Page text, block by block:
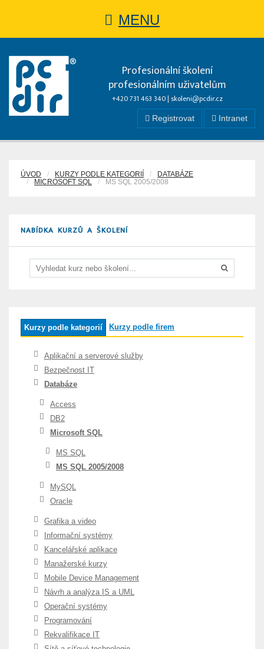
MENU
Profesionální školení
profesionálním uživatelům
+420 731 463 340 | skoleni@pcdir.cz
Registrovat Intranet
ÚVOD KURZY PODLE KATEGORIÍ
DATABÁZE
MICROSOFT SQL
MS SQL 2005/2008
NABÍDKA KURZŮ A ŠKOLENÍ
Kurzy podle kategorií Kurzy podle firem
Aplikační a serverové služby
Bezpečnost IT
Databáze
Access
DB2
Microsoft SQL
MS SQL
MS SQL 2005/2008
MySQL
Oracle
Grafika a video
Informační systémy
Kancelářské aplikace
Manažerské kurzy
Mobile Device Management
Návrh a analýza IS a UML
Operační systémy
Programování
Rekvalifikace IT